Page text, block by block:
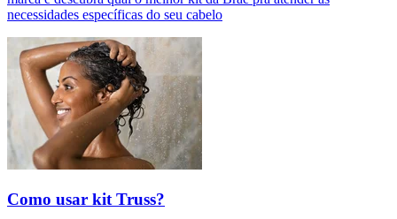
necessidades específicas do seu cabelo
Como usar kit Truss?